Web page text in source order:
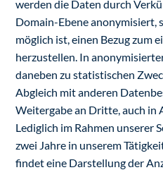
werden die Daten durch
Domain-Ebene anonymisiert,
möglich ist, einen Bezug zum
herzustellen. In
daneben zu statistischen
Abgleich mit anderen
Weitergabe an Dritte, auch in
Lediglich im Rahmen unserer
zwei Jahre in unserem
findet eine Darstellung der